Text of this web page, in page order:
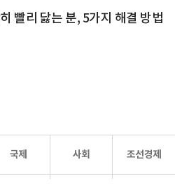
빨리 닳는 분, 5가지 해결 방법
국제 사회 조선경제